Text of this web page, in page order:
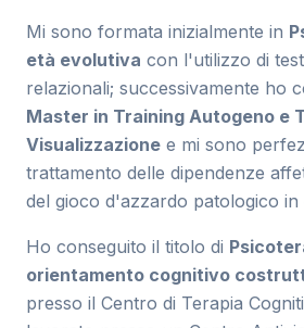
Mi sono formata inizialmente in
età evolutiva con l'utilizzo di
relazionali; successivamente ho
Master in Training Autogeno e
Visualizzazione e mi sono
trattamento delle dipendenze
del gioco d'azzardo patologico in
Ho conseguito il titolo di
orientamento cognitivo
presso il Centro di Terapia